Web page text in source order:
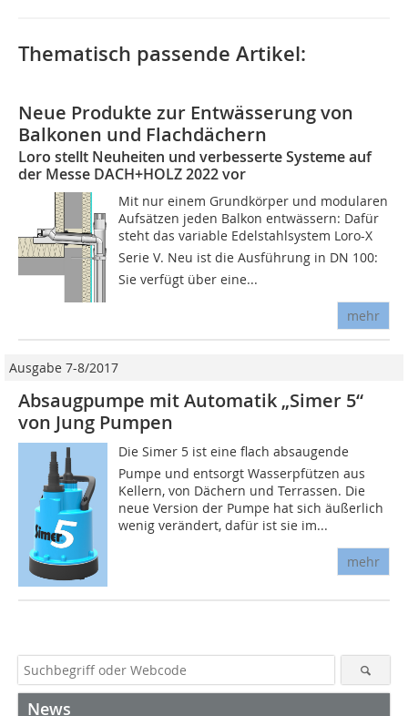
Thematisch passende Artikel:
Neue Produkte zur Entwässerung von
Balkonen und Flachdächern
Loro stellt Neuheiten und verbesserte Systeme auf
der Messe DACH+HOLZ 2022 vor
Mit nur einem Grundkörper und modularen
Aufsätzen jeden Balkon entwässern: Dafür
steht das variable Edelstahlsystem Loro-X
Serie V. Neu ist die Ausführung in DN 100:
Sie verfügt über eine...
mehr
Ausgabe 7-8/2017
Absaugpumpe mit Automatik „Simer 5“
von Jung Pumpen
Die Simer 5 ist eine flach absaugende
Pumpe und entsorgt Wasserpfützen aus
Kellern, von Dächern und Terrassen. Die
neue Version der Pumpe hat sich äußerlich
wenig verändert, dafür ist sie im...
mehr
News